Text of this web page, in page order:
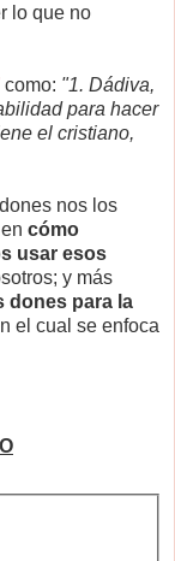
lo que no
como: "1. Dádiva,
para hacer
el cristiano,
nos los
cómo
usar esos
y más
dones para la
el cual se enfoca